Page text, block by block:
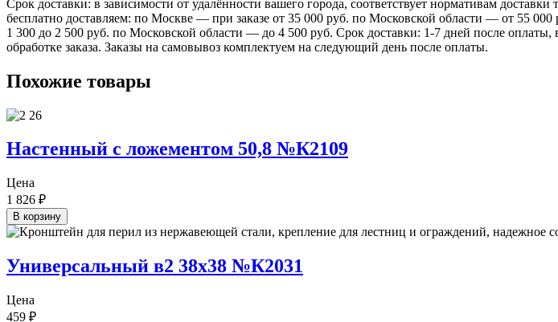
Срок доставки: в зависимости от удалённости вашего города, соответствует нормативам
бесплатно доставляем: по Москве — при заказе от 35 000 руб. по Московской области — от 55
1 300 до 2 500 руб. по Московской области — до 4 500 руб. Срок доставки: 1-7 дней после
обработке заказа. Заказы на самовывоз комплектуем на следующий день после оплаты.
Похожие товары
Настенный с ложементом 50,8 №К2109
Цена
1 826 ₽
В корзину
Универсальный в2 38х38 №К2031
Цена
459 ₽